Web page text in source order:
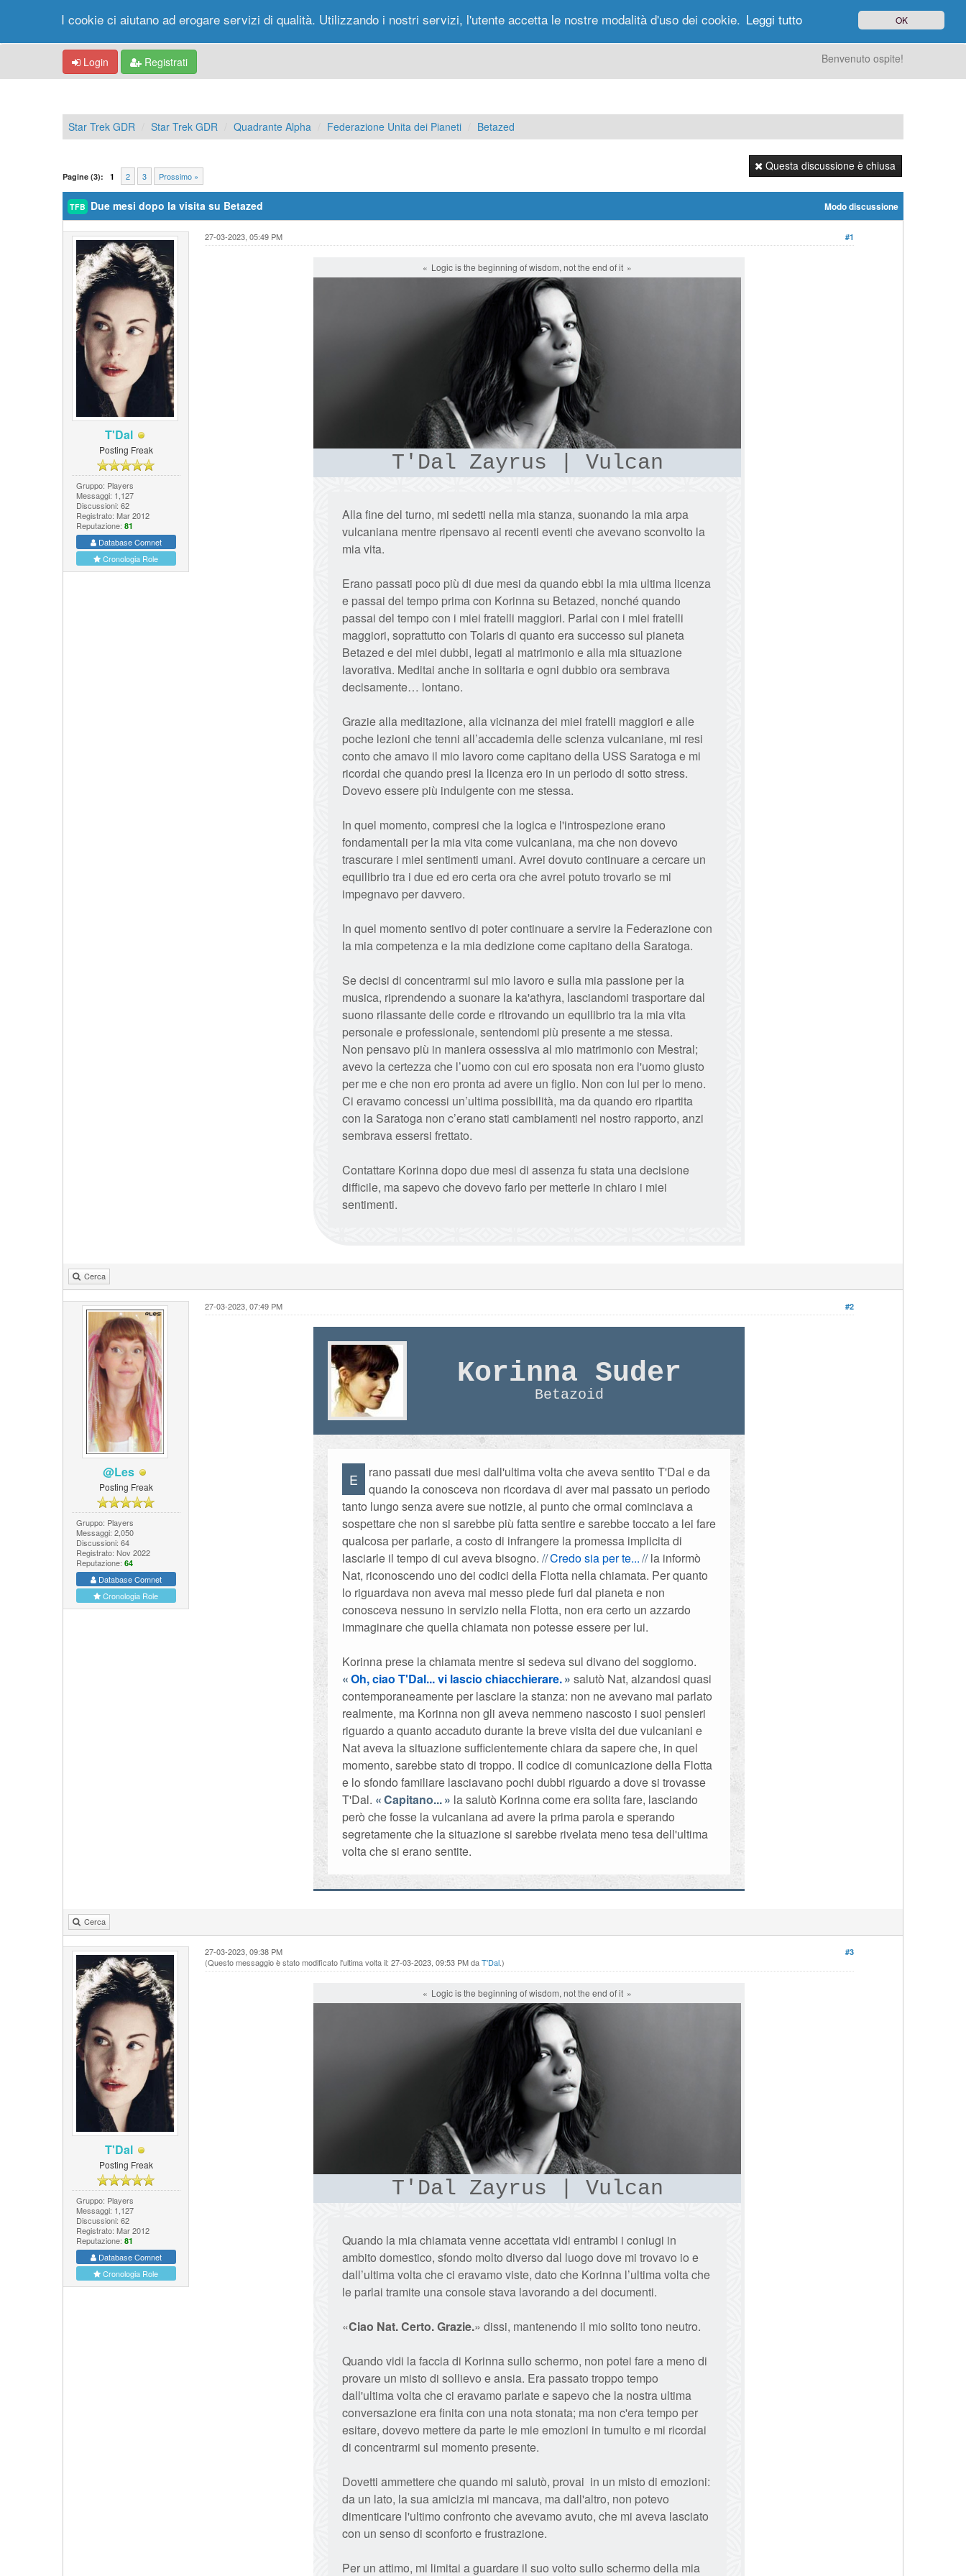
Portale Forum Nuovi Messaggi Messaggi di Oggi Ricerca Utenti
Login Registrati Benvenuto ospite!
Star Trek GDR Star Trek GDR Quadrante Alpha Federazione Unita dei Pianeti Betazed
Pagine (3): 1 2 3 Prossimo »
Questa discussione è chiusa
Modo discussione
TFB Due mesi dopo la visita su Betazed
T'Dal
Posting Freak
Gruppo: Players
Messaggi: 1,127
Discussioni: 62
Registrato: Mar 2012
Reputazione: 81
Database Comnet
Cronologia Role
#1
27-03-2023, 05:49 PM
Logic is the beginning of wisdom, not the end of it
T'Dal Zayrus | Vulcan
Alla fine del turno, mi sedetti nella mia stanza, suonando la mia arpa
vulcaniana mentre ripensavo ai recenti eventi che avevano sconvolto la
mia vita.
Erano passati poco più di due mesi da quando ebbi la mia ultima licenza
e passai del tempo prima con Korinna su Betazed, nonché quando
passai del tempo con i miei fratelli maggiori. Parlai con i miei fratelli
maggiori, soprattutto con Tolaris di quanto era successo sul pianeta
Betazed e dei miei dubbi, legati al matrimonio e alla mia situazione
lavorativa. Meditai anche in solitaria e ogni dubbio ora sembrava
decisamente… lontano.
Grazie alla meditazione, alla vicinanza dei miei fratelli maggiori e alle
poche lezioni che tenni all’accademia delle scienza vulcaniane, mi resi
conto che amavo il mio lavoro come capitano della USS Saratoga e mi
ricordai che quando presi la licenza ero in un periodo di sotto stress.
Dovevo essere più indulgente con me stessa.
In quel momento, compresi che la logica e l'introspezione erano
fondamentali per la mia vita come vulcaniana, ma che non dovevo
trascurare i miei sentimenti umani. Avrei dovuto continuare a cercare un
equilibrio tra i due ed ero certa ora che avrei potuto trovarlo se mi
impegnavo per davvero.
In quel momento sentivo di poter continuare a servire la Federazione con
la mia competenza e la mia dedizione come capitano della Saratoga.
Se decisi di concentrarmi sul mio lavoro e sulla mia passione per la
musica, riprendendo a suonare la ka'athyra, lasciandomi trasportare dal
suono rilassante delle corde e ritrovando un equilibrio tra la mia vita
personale e professionale, sentendomi più presente a me stessa.
Non pensavo più in maniera ossessiva al mio matrimonio con Mestral;
avevo la certezza che l’uomo con cui ero sposata non era l'uomo giusto
per me e che non ero pronta ad avere un figlio. Non con lui per lo meno.
Ci eravamo concessi un’ultima possibilità, ma da quando ero ripartita
con la Saratoga non c’erano stati cambiamenti nel nostro rapporto, anzi
sembrava essersi frettato.
Contattare Korinna dopo due mesi di assenza fu stata una decisione
difficile, ma sapevo che dovevo farlo per metterle in chiaro i miei
sentimenti.
Cerca
@Les
Posting Freak
Gruppo: Players
Messaggi: 2,050
Discussioni: 64
Registrato: Nov 2022
Reputazione: 64
Database Comnet
Cronologia Role
#2
27-03-2023, 07:49 PM
Korinna Suder
Betazoid
E
rano passati due mesi dall'ultima volta che aveva sentito T'Dal e da
quando la conosceva non ricordava di aver mai passato un periodo
tanto lungo senza avere sue notizie, al punto che ormai cominciava a
sospettare che non si sarebbe più fatta sentire e sarebbe toccato a lei fare
qualcosa per parlarle, a costo di infrangere la promessa implicita di
lasciarle il tempo di cui aveva bisogno. Credo sia per te... la informò
Nat, riconoscendo uno dei codici della Flotta nella chiamata. Per quanto
lo riguardava non aveva mai messo piede furi dal pianeta e non
conosceva nessuno in servizio nella Flotta, non era certo un azzardo
immaginare che quella chiamata non potesse essere per lui.
Korinna prese la chiamata mentre si sedeva sul divano del soggiorno.
Oh, ciao T'Dal... vi lascio chiacchierare.
salutò Nat, alzandosi quasi
contemporaneamente per lasciare la stanza: non ne avevano mai parlato
realmente, ma Korinna non gli aveva nemmeno nascosto i suoi pensieri
riguardo a quanto accaduto durante la breve visita dei due vulcaniani e
Nat aveva la situazione sufficientemente chiara da sapere che, in quel
momento, sarebbe stato di troppo. Il codice di comunicazione della Flotta
e lo sfondo familiare lasciavano pochi dubbi riguardo a dove si trovasse
T'Dal.
Capitano...
la salutò Korinna come era solita fare, lasciando
però che fosse la vulcaniana ad avere la prima parola e sperando
segretamente che la situazione si sarebbe rivelata meno tesa dell'ultima
volta che si erano sentite.
Cerca
T'Dal
Posting Freak
Gruppo: Players
Messaggi: 1,127
Discussioni: 62
Registrato: Mar 2012
Reputazione: 81
Database Comnet
Cronologia Role
#3
27-03-2023, 09:38 PM
(Questo messaggio è stato modificato l'ultima volta il: 27-03-2023, 09:53 PM daT'Dal.)
Logic is the beginning of wisdom, not the end of it
T'Dal Zayrus | Vulcan
Quando la mia chiamata venne accettata vidi entrambi i coniugi in
ambito domestico, sfondo molto diverso dal luogo dove mi trovavo io e
dall’ultima volta che ci eravamo viste, dato che Korinna l’ultima volta che
le parlai tramite una console stava lavorando a dei documenti.
«Ciao Nat. Certo. Grazie.» dissi, mantenendo il mio solito tono neutro.
Quando vidi la faccia di Korinna sullo schermo, non potei fare a meno di
provare un misto di sollievo e ansia. Era passato troppo tempo
dall'ultima volta che ci eravamo parlate e sapevo che la nostra ultima
conversazione era finita con una nota stonata; ma non c'era tempo per
esitare, dovevo mettere da parte le mie emozioni in tumulto e mi ricordai
di concentrarmi sul momento presente.
Dovetti ammettere che quando mi salutò, provai in un misto di emozioni:
da un lato, la sua amicizia mi mancava, ma dall'altro, non potevo
dimenticare l'ultimo confronto che avevamo avuto, che mi aveva lasciato
con un senso di sconforto e frustrazione.
Per un attimo, mi limitai a guardare il suo volto sullo schermo della mia
I cookie ci aiutano ad erogare servizi di qualità. Utilizzando i nostri servizi, l'utente accetta le nostre modalità d'uso dei cookie. Leggi tutto OK